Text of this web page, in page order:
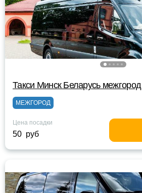
Такси Минск Беларусь межгород
МЕЖГОРОД
Цена посадки
50 руб